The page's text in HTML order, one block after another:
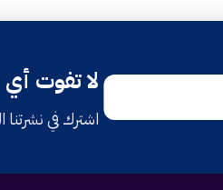
لا تفوت
اشترك في